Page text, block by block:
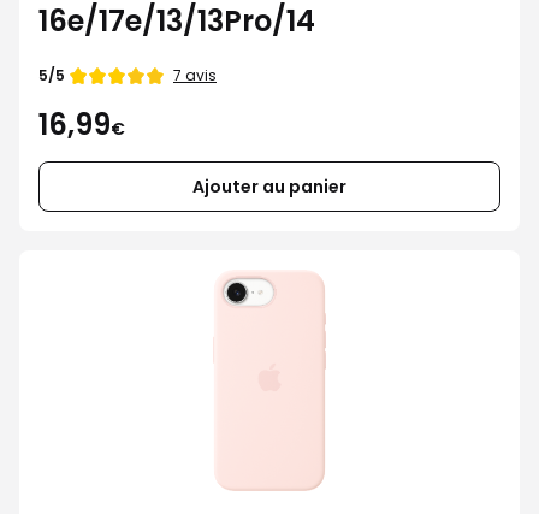
16e/17e/13/13Pro/14
Note
5/5 7 avis
16,99€
Ajouter au panier